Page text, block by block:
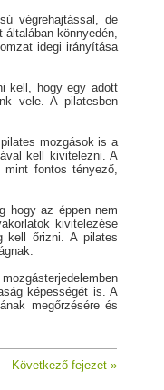
végrehajtással, de
könnyedén,
idegi irányítása
kell, hogy egy adott
vele. A pilatesben
mozgások is a
kell kivitelezni. A
mint fontos tényező,
hogy az éppen nem
kivitelezése
kell őrizni. A pilates
képességét is. A
megőrzésére és
Következő fejezet »